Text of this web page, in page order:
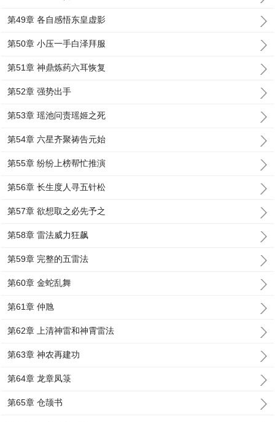
第49章 各自感悟东皇虚影
第50章 小压一手白泽拜服
第51章 神鼎炼药六耳恢复
第52章 强势出手
第53章 瑶池问责瑶姬之死
第54章 六星齐聚祷告元始
第55章 纷纷上榜帮忙推演
第56章 长生度人寻五针松
第57章 欲想取之必先予之
第58章 雷法威力狂飙
第59章 完整的五雷法
第60章 金蛇乱舞
第61章 仲虺
第62章 上清神雷和神霄雷法
第63章 神农再建功
第64章 龙章凤箓
第65章 仓颉书